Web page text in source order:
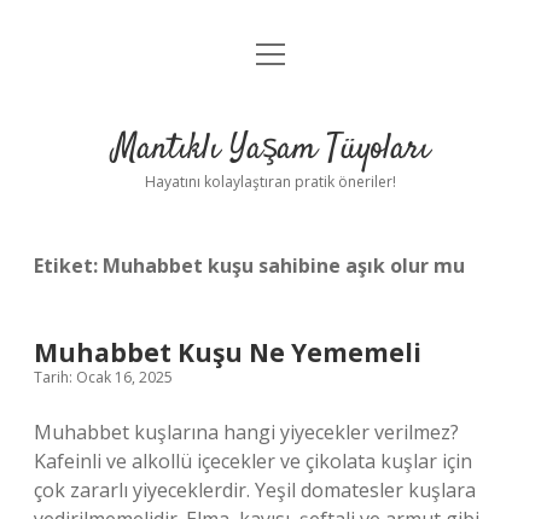
Anasayfa
Yasal Uyarı
menüyü
Mantıklı Yaşam Tüyoları
Hayatını kolaylaştıran pratik öneriler!
Etiket: Muhabbet kuşu sahibine aşık olur mu
Muhabbet Kuşu Ne Yememeli
Tarih: Ocak 16, 2025
Muhabbet kuşlarına hangi yiyecekler verilmez?
Kafeinli ve alkollü içecekler ve çikolata kuşlar için
çok zararlı yiyeceklerdir. Yeşil domatesler kuşlara